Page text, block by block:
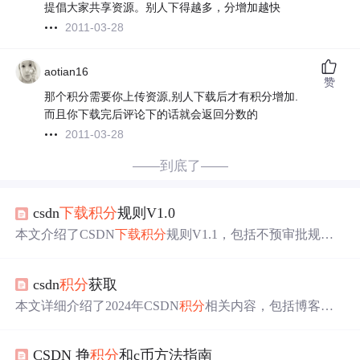
提倡大家共享资源。别人下得越多，分增加越快
2011-03-28
aotian16
那个积分需要你上传资源,别人下载后才有积分增加.
而且你下载完后评论下的话就会返回分数的
2011-03-28
赞
——到底了——
csdn下载积分规则V1.0
本文介绍了CSDN下载积分规则V1.1，包括不预审批规
不能下载有积分资源等，还说明了举报、投诉和发布资源
的方式。
csdn积分获取
本文详细介绍了2024年CSDN积分相关内容，包括博客积
略秘籍，强调获取积分要遵守规则、保持耐心并关注社区
CSDN 挣积分和c币方法指南